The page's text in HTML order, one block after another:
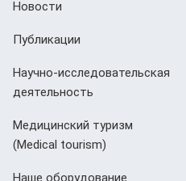
Новости
Публикации
Научно-исследовательская
деятельность
Медицинский туризм
(Мedical tourism)
Наше оборудование